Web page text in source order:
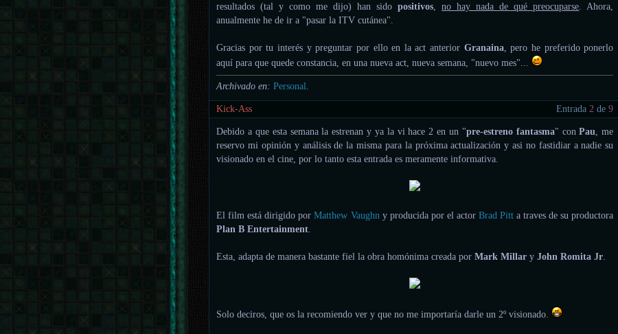
resultados (tal y como me dijo) han sidopositivos ,no hay nada de qué preocuparse . Ahora,
anualmente he de ir a "pasar la ITV cutánea".
Gracias por tu interés y preguntar por ello en la act anterior Granaina, pero he preferido ponerlo
aquí para que quede constancia, en una nueva act, nueva semana, "nuevo mes"...
Archivado en: Personal.
Kick-Ass Entrada2 de9
Debido a que esta semana la estrenan y ya la vi hace 2 en un "pre-estreno fantasma" conPau, me
reservo mi opinión y análisis de la misma para la próxima actualización y asi no fastidiar a nadie su
visionado en el cine, por lo tanto esta entrada es meramente informativa.
El film está dirigido porMatthew Vaughny producida por el actor Brad Pitta traves de su productora
Plan B Entertainment.
Esta, adapta de manera bastante fiel la obra homónima creada porMark Millar yJohn Romita Jr.
Solo deciros, que os la recomiendo ver y que no me importaría darle un 2º visionado.